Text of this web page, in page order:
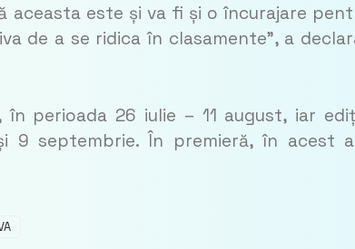
este și va fi și o încurajare
de a se ridica în clasamente”, a
perioada 26 iulie – 11 august, iar
9 septembrie. În premieră, în acest